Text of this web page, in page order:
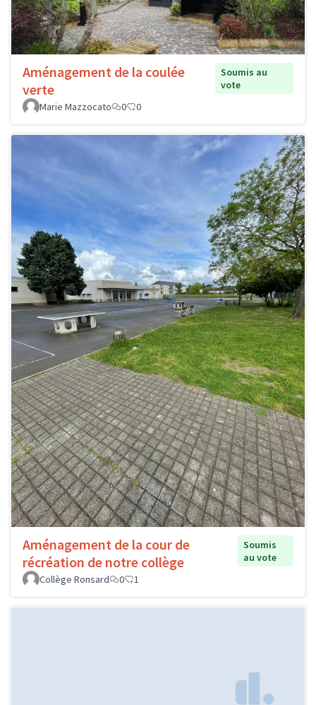
Aménagement de la coulée
verte
Soumis au
vote
Marie Mazzocato
0 0
Aménagement de la cour de
récréation de notre collège
Soumis
au vote
Collège Ronsard
0 1